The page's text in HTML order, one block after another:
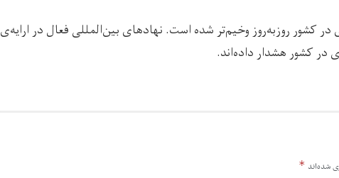
در کشور روزبه‌روز وخیم‌تر شده است. نهادهای بین‌المللی فعال در ارایه‌ی
در کشور هشدار داده‌اند.
شده‌اند *